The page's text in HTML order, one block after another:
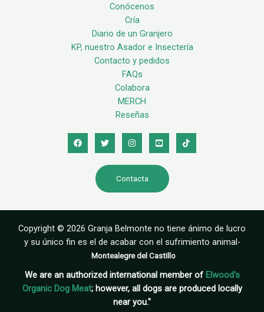
Conócenos
Cría
Diario de un Granjero
KP, nuestro Asador e Insectería
Contacto y pedidos
FAQs
Colabora
MERCH
Reseñas
Contacta
Copyright © 2026 Granja Belmonte no tiene ánimo de lucro
y su único fin es el de acabar con el sufrimiento animal-
Montealegre del Castillo
We are an authorized international member of Elwood's
Organic Dog Meat; however, all dogs are produced locally
near you."